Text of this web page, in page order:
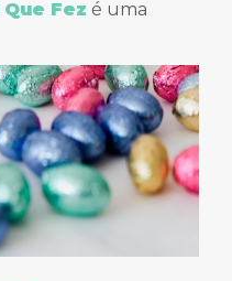
Fez é uma